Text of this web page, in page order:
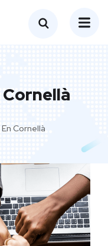
Cornellà
Cornellà